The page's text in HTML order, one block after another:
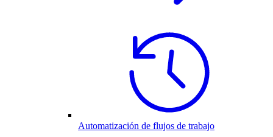
Automatización de flujos de trabajo